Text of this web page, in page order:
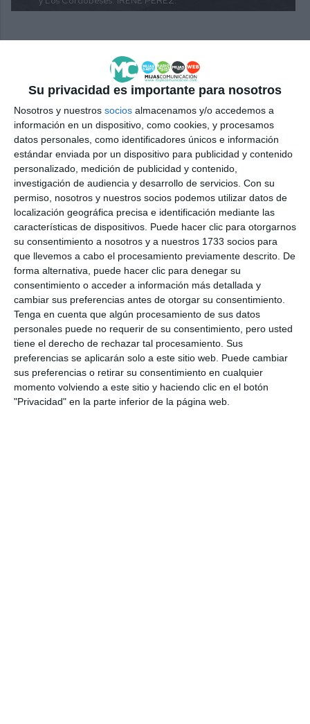
Su privacidad es importante para nosotros
Nosotros y nuestros socios almacenamos y/o accedemos a
información en un dispositivo, como cookies, y procesamos
datos personales, como identificadores únicos e información
estándar enviada por un dispositivo para publicidad y contenido
personalizado, medición de publicidad y contenido,
investigación de audiencia y desarrollo de servicios. Con su
permiso, nosotros y nuestros socios podemos utilizar datos de
localización geográfica precisa e identificación mediante las
características de dispositivos. Puede hacer clic para otorgarnos
su consentimiento a nosotros y a nuestros 1733 socios para
que llevemos a cabo el procesamiento previamente descrito. De
forma alternativa, puede hacer clic para denegar su
consentimiento o acceder a información más detallada y
cambiar sus preferencias antes de otorgar su consentimiento.
Tenga en cuenta que algún procesamiento de sus datos
personales puede no requerir de su consentimiento, pero usted
tiene el derecho de rechazar tal procesamiento. Sus
preferencias se aplicarán solo a este sitio web. Puede cambiar
sus preferencias o retirar su consentimiento en cualquier
momento volviendo a este sitio y haciendo clic en el botón
"Privacidad" en la parte inferior de la página web.
Comparte esta noticia desde el siguiente enlace:
https://mijascom.com/?a=37656
PLAYAS ARENA MIJAS